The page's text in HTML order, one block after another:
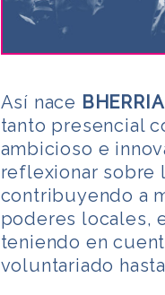
Así nace BHERRIA
tanto presencial
ambicioso e
reflexionar sobre
contribuyendo a
poderes locales,
teniendo en
voluntariado